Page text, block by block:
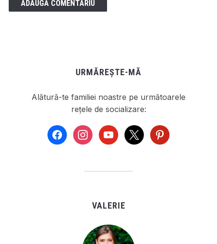
URMĂREȘTE-MĂ
Alătură-te familiei noastre pe următoarele
rețele de socializare:
facebookinstagramyoutube
x pinterest
VALERIE